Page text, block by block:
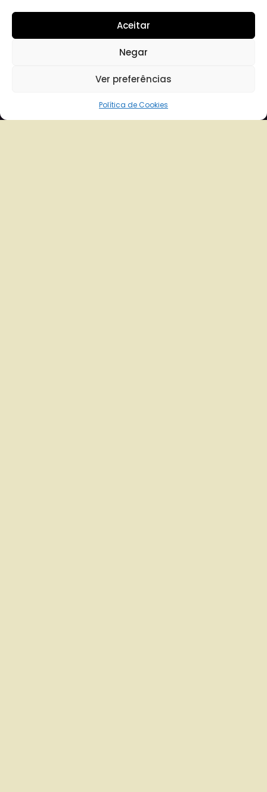
Aceitar
Negar
Ver preferências
Política de Cookies